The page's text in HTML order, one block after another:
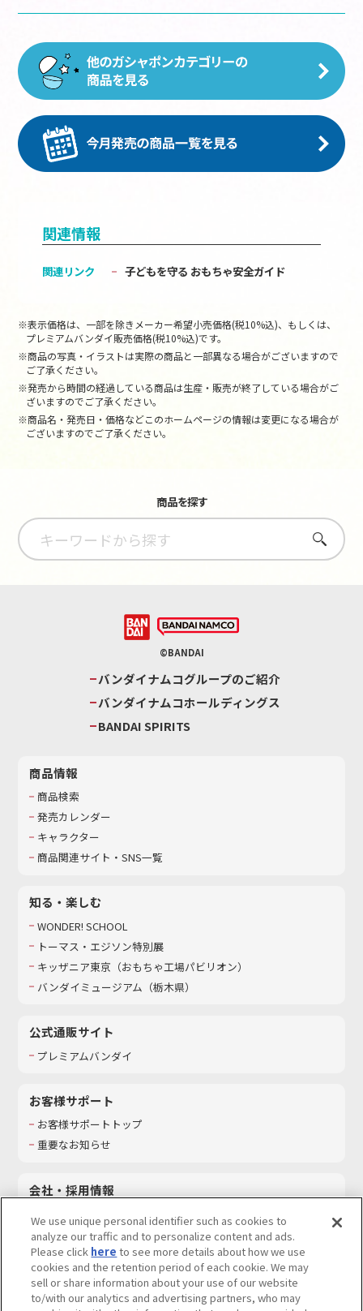
関連情報
関連リンク 子どもを守る おもちゃ安全ガイド
※表示価格は、一部を除きメーカー希望小売価格(税10%込)、もしくは、
プレミアムバンダイ販売価格(税10%込)です。
※商品の写真・イラストは実際の商品と一部異なる場合がございますので
ご了承ください。
※発売から時間の経過している商品は生産・販売が終了している場合がご
ざいますのでご了承ください。
※商品名・発売日・価格などこのホームページの情報は変更になる場合が
ございますのでご了承ください。
商品を探す
さがす
©BANDAI
バンダイナムコグループのご紹介
バンダイナムコホールディングス
BANDAI SPIRITS
商品情報
商品検索
発売カレンダー
キャラクター
商品関連サイト・SNS一覧
知る・楽しむ
WONDER! SCHOOL
トーマス・エジソン特別展
キッザニア東京（おもちゃ工場パビリオン）​
バンダイミュージアム（栃木県）
公式通販サイト
プレミアムバンダイ
お客様サポート
お客様サポートトップ
重要なお知らせ
会社・採用情報
採用情報
サステナビリティ
お問い合わせ
We use unique personal identifier such as cookies to
analyze our traffic and to personalize content and ads.
Please click here to see more details about how we use
cookies and the retention period of each cookie. We may
sell or share information about your use of our website
to/with our analytics and advertising partners, who may